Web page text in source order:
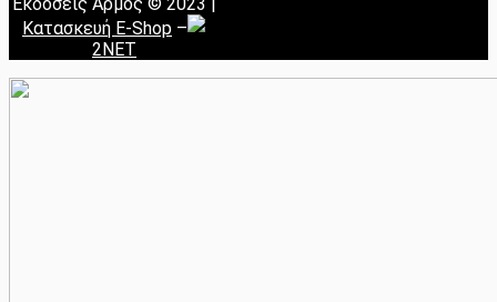
Κατασκευή E-Shop –
2NET